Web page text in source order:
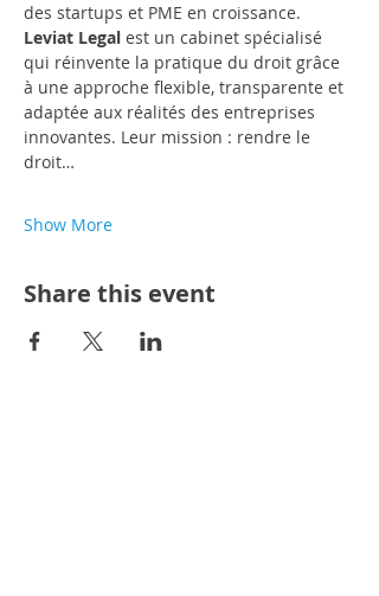
des startups et PME en croissance.
Leviat Legal est un cabinet spécialisé
qui réinvente la pratique du droit grâce
à une approche flexible, transparente et
adaptée aux réalités des entreprises
innovantes. Leur mission : rendre le
droit…
Show More
Share this event